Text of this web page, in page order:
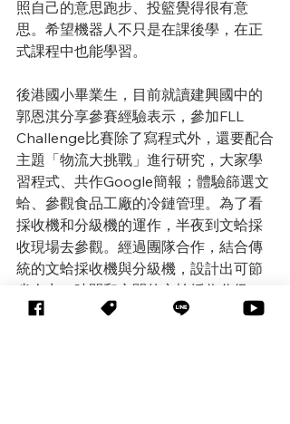
照自己的意思跑步、投籃覺得很有意
思。希望機器人不只是在課後學，在正
式課程中也能學習。
後港國小畢業生，目前就讀建興國中的
郭恩淇分享參賽經驗表示，參加FLL
Challenge比賽除了寫程式外，還要配合
主題「物流大挑戰」進行研究，大家學
習程式、共作Google簡報；體驗篩選文
蛤、參觀食品工廠的冷鏈管理。為了看
採收機和分級機的運作，半夜到文蛤採
收現場去參觀。經過團隊合作，結合傳
統的文蛤採收機與分級機，設計出可節
省人力、時間和空間的文蛤採收分級
機。過程中大家一起設計機器人解決問